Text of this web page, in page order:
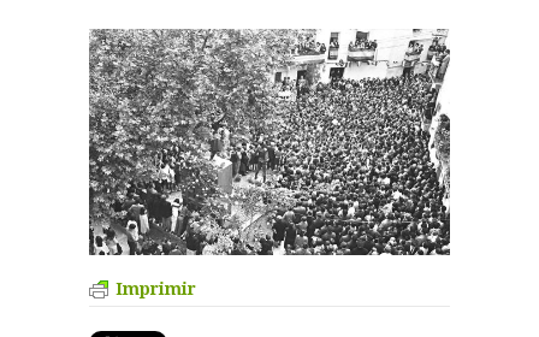
Imprimir